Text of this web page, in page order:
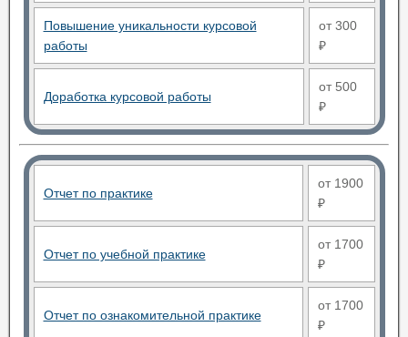
Повышение уникальности курсовой
работы
от 300
₽
Доработка курсовой работы
от 500
₽
Отчет по практике
от 1900
₽
Отчет по учебной практике
от 1700
₽
Отчет по ознакомительной практике
от 1700
₽